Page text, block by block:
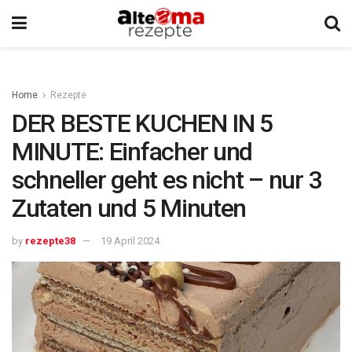
Home Rezepte
DER BESTE KUCHEN IN 5
MINUTE: Einfacher und
schneller geht es nicht – nur 3
Zutaten und 5 Minuten
by rezepte38 19 April 2024